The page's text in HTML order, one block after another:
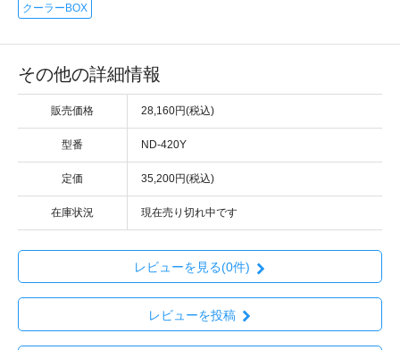
クーラーBOX
その他の詳細情報
販売価格 28,160円(税込)
型番 ND-420Y
定価 35,200円(税込)
在庫状況 現在売り切れ中です
レビューを見る(0件)
レビューを投稿